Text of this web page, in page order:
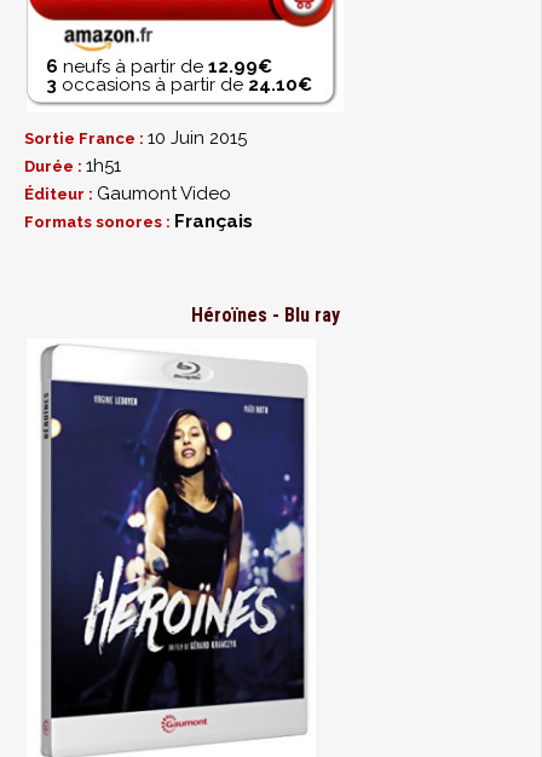
6 neufs à partir de 12.99€
3 occasions à partir de 24.10€
Sortie France : 10 Juin 2015
Durée : 1h51
Éditeur : Gaumont Video
Formats sonores : Français
Héroïnes - Blu ray